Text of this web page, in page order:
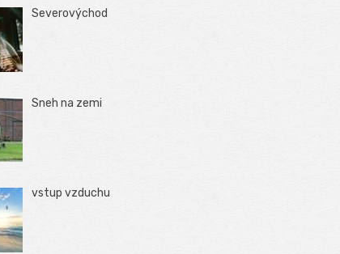
Severovýchod
Sneh na zemi
vstup vzduchu